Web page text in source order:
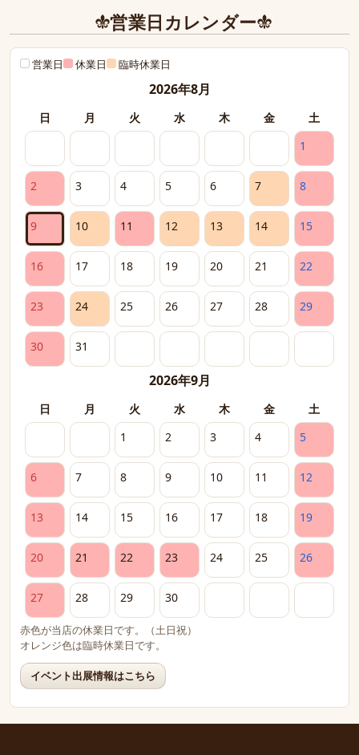
営業日カレンダー
営業日 休業日 臨時休業日
2026年8月
日 月 火 水 木 金
土
1
2 3 4 5 6 7 8
9 10 11 12 13 14 15
16 17 18 19 20 21 22
23 24 25 26 27 28 29
30 31
2026年9月
日 月 火 水 木 金
土
1
2 3 4 5
6 7 8 9 10 11 12
13 14 15 16 17 18 19
20 21 22 23 24 25 26
27 28 29 30
赤色が当店の休業日です。（土日祝）
オレンジ色は臨時休業日です。
イベント出展情報はこちら